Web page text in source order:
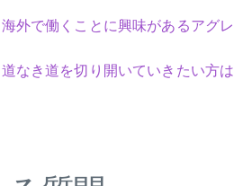
外で働くことに興味があるアグレ
なき道を切り開いていきたい方は